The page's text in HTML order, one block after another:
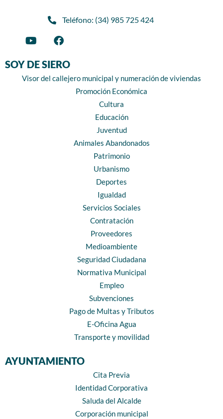
Teléfono: (34) 985 725 424
SOY DE SIERO
Visor del callejero municipal y numeración de viviendas
Promoción Económica
Cultura
Educación
Juventud
Animales Abandonados
Patrimonio
Urbanismo
Deportes
Igualdad
Servicios Sociales
Contratación
Proveedores
Medioambiente
Seguridad Ciudadana
Normativa Municipal
Empleo
Subvenciones
Pago de Multas y Tributos
E-Oficina Agua
Transporte y movilidad
AYUNTAMIENTO
Cita Previa
Identidad Corporativa
Saluda del Alcalde
Corporación municipal